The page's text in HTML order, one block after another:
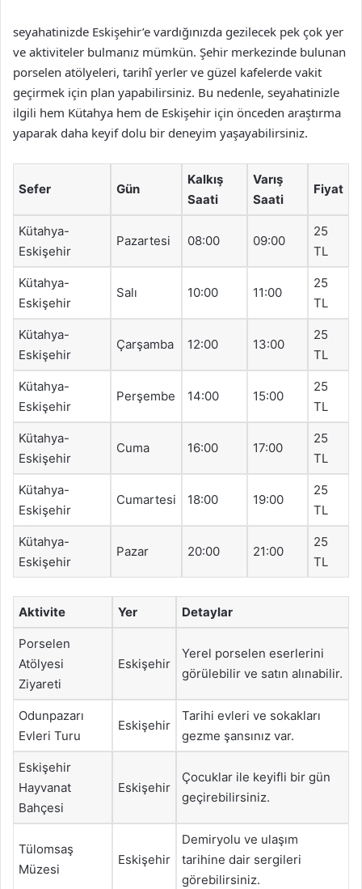
seyahatinizde Eskişehir’e vardığınızda gezilecek pek çok yer
ve aktiviteler bulmanız mümkün. Şehir merkezinde bulunan
porselen atölyeleri, tarihî yerler ve güzel kafelerde vakit
geçirmek için plan yapabilirsiniz. Bu nedenle, seyahatinizle
ilgili hem Kütahya hem de Eskişehir için önceden araştırma
yaparak daha keyif dolu bir deneyim yaşayabilirsiniz.
Sefer Gün
Kalkış
Saati
Varış
Saati
Fiyat
Kütahya-
Eskişehir
Pazartesi 08:00 09:00
25
TL
Kütahya-
Eskişehir
Salı 10:00 11:00
25
TL
Kütahya-
Eskişehir
Çarşamba 12:00 13:00
25
TL
Kütahya-
Eskişehir
Perşembe 14:00 15:00
25
TL
Kütahya-
Eskişehir
Cuma 16:00 17:00
25
TL
Kütahya-
Eskişehir
Cumartesi 18:00 19:00
25
TL
Kütahya-
Eskişehir
Pazar 20:00 21:00
25
TL
Aktivite Yer Detaylar
Porselen
Atölyesi
Ziyareti
Eskişehir
Yerel porselen eserlerini
görülebilir ve satın alınabilir.
Odunpazarı
Evleri Turu
Eskişehir
Tarihi evleri ve sokakları
gezme şansınız var.
Eskişehir
Hayvanat
Bahçesi
Eskişehir
Çocuklar ile keyifli bir gün
geçirebilirsiniz.
Tülomsaş
Müzesi
Eskişehir
Demiryolu ve ulaşım
tarihine dair sergileri
görebilirsiniz.